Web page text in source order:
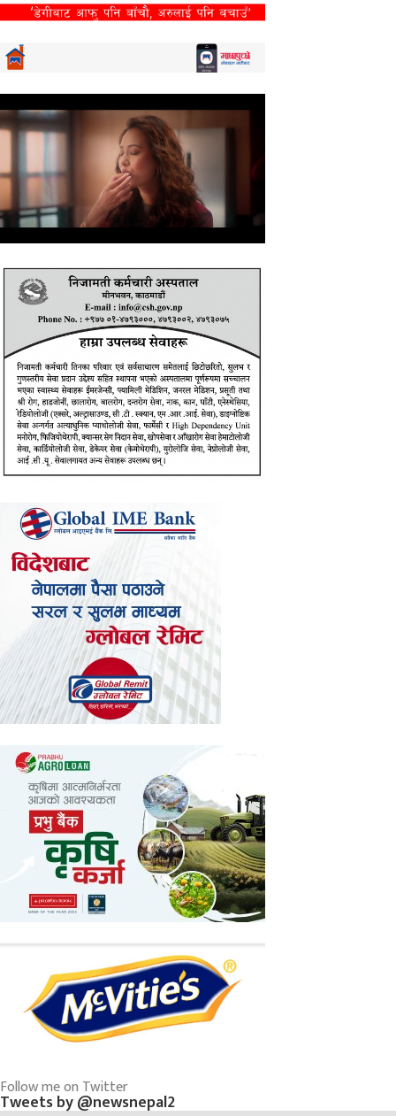
Follow me on Twitter
Tweets by @newsnepal2